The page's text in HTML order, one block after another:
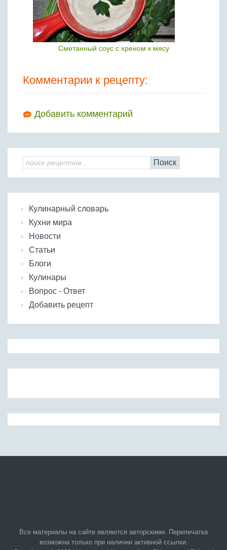
Сметанный соус с хреном к мясу
Комментарии к рецепту:
Добавить комментарий
Поиск
Кулинарный словарь
Кухни мира
Новости
Статьи
Блоги
Кулинары
Вопрос - Ответ
Добавить рецепт
Все материалы на сайте являются авторскими. Перепечатка
возможна только при наличии активной ссылки.